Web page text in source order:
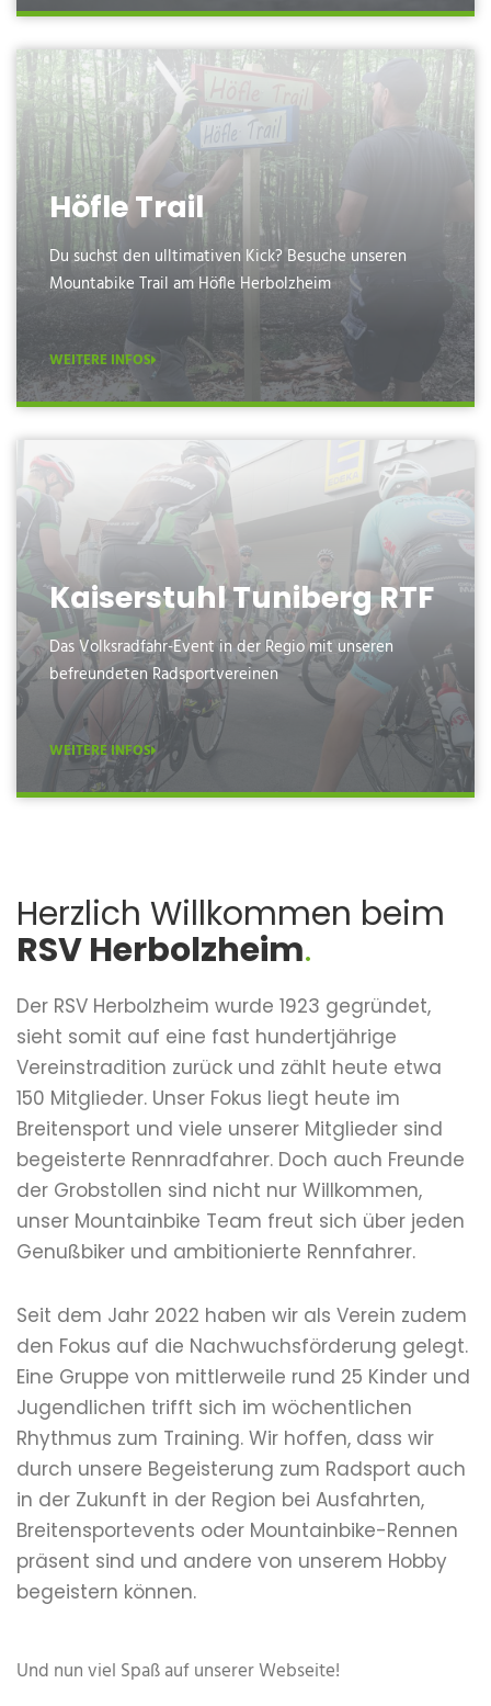
Höfle Trail
Du suchst den ulltimativen Kick? Besuche unseren
Mountabike Trail am Höfle Herbolzheim
WEITERE INFOS
Kaiserstuhl Tuniberg RTF
Das Volksradfahr-Event in der Regio mit unseren
befreundeten Radsportvereinen
WEITERE INFOS
Herzlich Willkommen beim
RSV Herbolzheim.
Der RSV Herbolzheim wurde 1923 gegründet,
sieht somit auf eine fast hundertjährige
Vereinstradition zurück und zählt heute etwa
150 Mitglieder. Unser Fokus liegt heute im
Breitensport und viele unserer Mitglieder sind
begeisterte Rennradfahrer. Doch auch Freunde
der Grobstollen sind nicht nur Willkommen,
unser Mountainbike Team freut sich über jeden
Genußbiker und ambitionierte Rennfahrer.
Seit dem Jahr 2022 haben wir als Verein zudem
den Fokus auf die Nachwuchsförderung gelegt.
Eine Gruppe von mittlerweile rund 25 Kinder und
Jugendlichen trifft sich im wöchentlichen
Rhythmus zum Training. Wir hoffen, dass wir
durch unsere Begeisterung zum Radsport auch
in der Zukunft in der Region bei Ausfahrten,
Breitensportevents oder Mountainbike-Rennen
präsent sind und andere von unserem Hobby
begeistern können.
Und nun viel Spaß auf unserer Webseite!